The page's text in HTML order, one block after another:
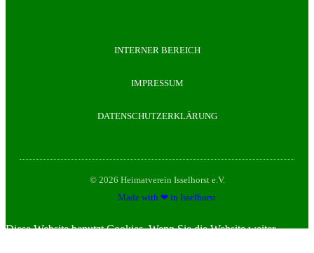
INTERNER BEREICH
IMPRESSUM
DATENSCHUTZERKLÄRUNG
© 2026 Heimatverein Isselhorst e.V.
Made with ❤ in Isselhorst
Diese Website benutzt Cookies. Wenn Sie die Website weiter